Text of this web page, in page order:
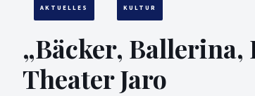
AKTUELLES KULTUR
„Bäcker, Ballerina,
Theater Jaro